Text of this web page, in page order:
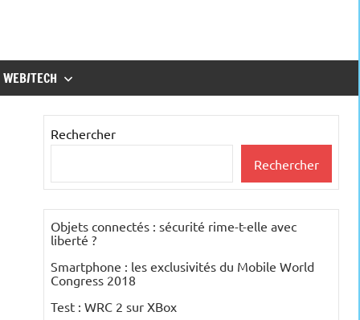
WEB/TECH
Rechercher
Rechercher
Objets connectés : sécurité rime-t-elle avec
liberté ?
Smartphone : les exclusivités du Mobile World
Congress 2018
Test : WRC 2 sur XBox